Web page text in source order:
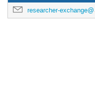
researcher-exchange@ml.riken.jp